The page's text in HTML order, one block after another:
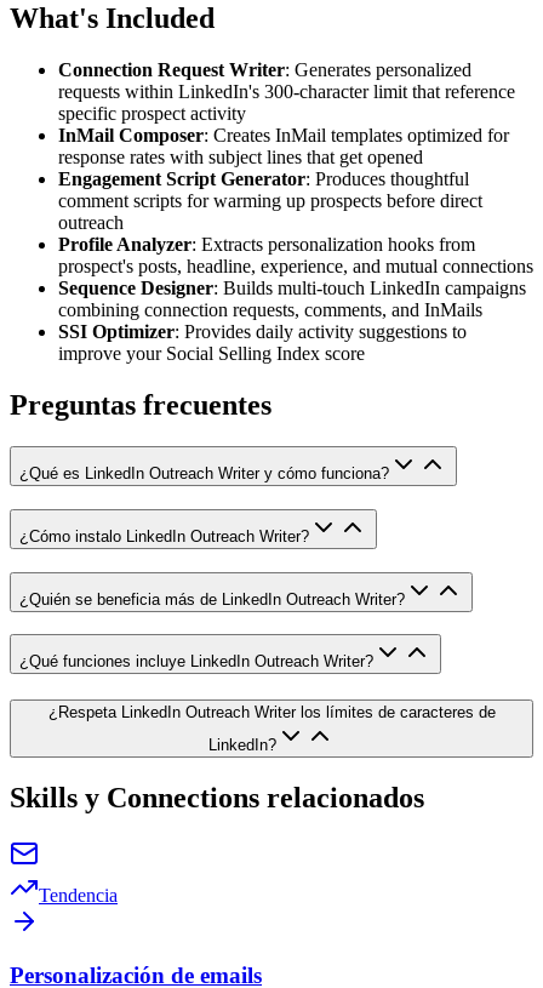
What's Included
Connection Request Writer: Generates personalized
requests within LinkedIn's 300-character limit that reference
specific prospect activity
InMail Composer: Creates InMail templates optimized for
response rates with subject lines that get opened
Engagement Script Generator: Produces thoughtful
comment scripts for warming up prospects before direct
outreach
Profile Analyzer: Extracts personalization hooks from
prospect's posts, headline, experience, and mutual connections
Sequence Designer: Builds multi-touch LinkedIn campaigns
combining connection requests, comments, and InMails
SSI Optimizer: Provides daily activity suggestions to
improve your Social Selling Index score
Preguntas frecuentes
¿Qué es LinkedIn Outreach Writer y cómo funciona?
¿Cómo instalo LinkedIn Outreach Writer?
¿Quién se beneficia más de LinkedIn Outreach Writer?
¿Qué funciones incluye LinkedIn Outreach Writer?
¿Respeta LinkedIn Outreach Writer los límites de caracteres de
LinkedIn?
Skills y Connections relacionados
Tendencia
Personalización de emails